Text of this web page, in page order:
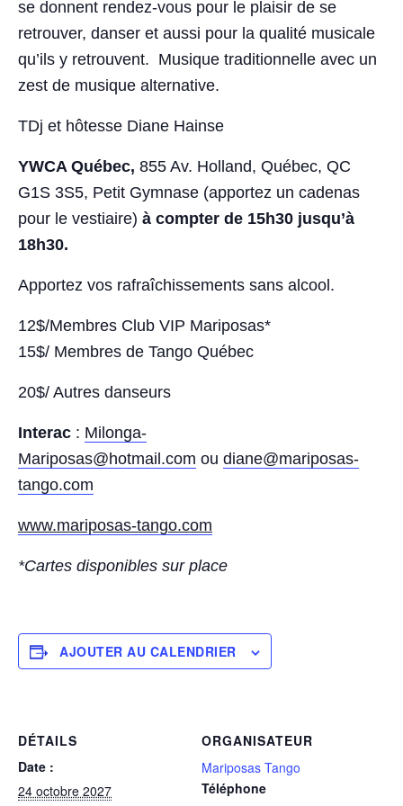
se donnent rendez-vous pour le plaisir de se
retrouver, danser et aussi pour la qualité musicale
qu’ils y retrouvent. Musique traditionnelle avec un
zest de musique alternative.
TDj et hôtesse Diane Hainse
YWCA Québec, 855 Av. Holland, Québec, QC
G1S 3S5, Petit Gymnase (apportez un cadenas
pour le vestiaire) à compter de 15h30 jusqu’à
18h30.
Apportez vos rafraîchissements sans alcool.
12$/Membres Club VIP Mariposas*
15$/ Membres de Tango Québec
20$/ Autres danseurs
Interac : Milonga-
Mariposas@hotmail.com ou diane@mariposas-
tango.com
www.mariposas-tango.com
*Cartes disponibles sur place
AJOUTER AU CALENDRIER
DÉTAILS
Date :
24 octobre 2027
ORGANISATEUR
Mariposas Tango
Téléphone